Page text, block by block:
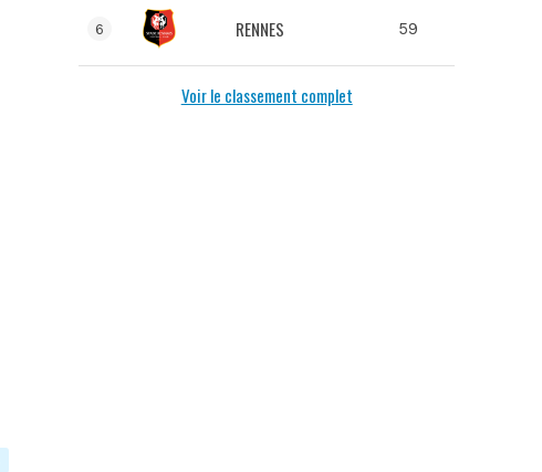
6 RENNES 59
Voir le classement complet